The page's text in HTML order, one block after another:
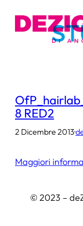
8 RED2
2 Dicembre 2013·
Maggiori
© 2023 –